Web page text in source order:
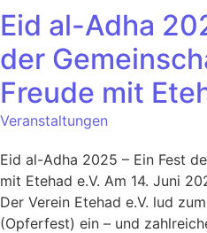
Eid al-Adha
der
Freude mit
Veranstaltungen
Eid al-Adha 2025 – Ein Fest
mit Etehad e.V. Am 14. Juni
Der Verein Etehad e.V. lud
(Opferfest) ein – und